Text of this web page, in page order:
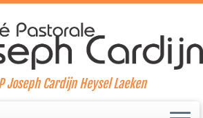
Joseph Cardijn Heysel Laeken